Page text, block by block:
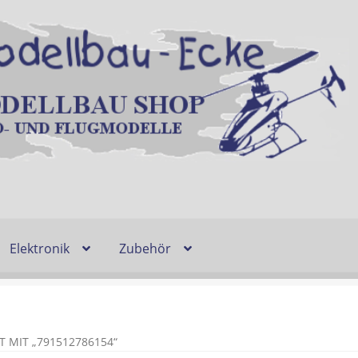
Elektronik Zubehör
Lieferzeit & Verfügbarkeit
MIT „791512786154“